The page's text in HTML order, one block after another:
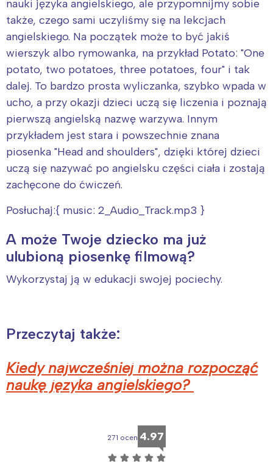
nauki języka angielskiego, ale przypomnijmy sobie
także, czego sami uczyliśmy się na lekcjach
angielskiego. Na początek może to być jakiś
wierszyk albo rymowanka, na przykład Potato: "One
potato, two potatoes, three potatoes, four" i tak
dalej. To bardzo prosta wyliczanka, szybko wpada w
ucho, a przy okazji dzieci uczą się liczenia i poznają
pierwszą angielską nazwę warzywa. Innym
przykładem jest stara i powszechnie znana
piosenka "Head and shoulders", dzięki której dzieci
uczą się nazywać po angielsku części ciała i zostają
zachęcone do ćwiczeń.
Posłuchaj:{ music: 2_Audio_Track.mp3 }
A może Twoje dziecko ma już
ulubioną piosenkę filmową?
Wykorzystaj ją w edukacji swojej pociechy.
Przeczytaj także:
Kiedy najwcześniej można rozpocząć
naukę języka angielskiego?
271 ocen 4.97
☆ ☆ ☆ ☆ ☆
Interesują mnie wydarzenia z
tego regionu:
Warszawa
Łódź
Trójmiasto
Poznań
Wrocław
Śląsk
Kraków
Południe
Północ